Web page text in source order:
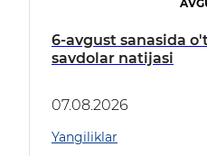
6-avgust sanasida
savdolar natijasi
07.08.2026
Yangiliklar